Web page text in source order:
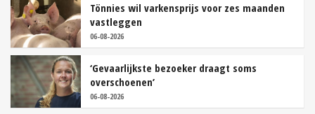
Tönnies wil varkensprijs voor zes maanden
vastleggen
06-08-2026
‘Gevaarlijkste bezoeker draagt soms
overschoenen’
06-08-2026